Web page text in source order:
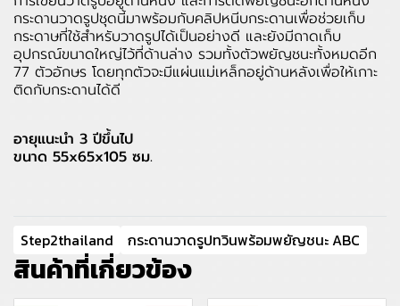
กระดานวาดรูปชุดนี้มาพร้อมกับคลิปหนีบกระดานเพื่อช่วยเก็บ
กระดาษที่ใช้สำหรับวาดรูปได้เป็นอย่างดี และยังมีถาดเก็บ
อุปกรณ์ขนาดใหญ่ไว้ที่ด้านล่าง รวมทั้งตัวพยัญชนะทั้งหมดอีก
77 ตัวอักษร โดยทุกตัวจะมีแผ่นแม่เหล็กอยู่ด้านหลังเพื่อให้เกาะ
ติดกับกระดานได้ดี
อายุแนะนำ 3 ปีขึ้นไป
ขนาด 55x65x105 ซม.
Step2thailand กระดานวาดรูปทวินพร้อมพยัญชนะ ABC
สินค้าที่เกี่ยวข้อง